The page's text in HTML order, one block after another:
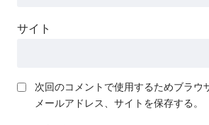
サイト
次回のコメントで使用するためブラウ
メールアドレス、サイトを保存する。